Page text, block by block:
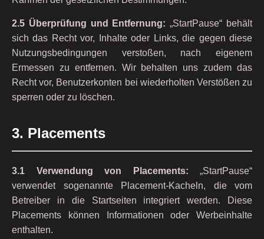
2.5 Überprüfung und Entfernung: „StartPause“ behält
sich das Recht vor, Inhalte oder Links, die gegen diese
Nutzungsbedingungen verstoßen, nach eigenem
Ermessen zu entfernen. Wir behalten uns zudem das
Recht vor, Benutzerkonten bei wiederholten Verstößen zu
sperren oder zu löschen.
3. Placements
3.1 Verwendung von Placements: „StartPause“
verwendet sogenannte Placement-Kacheln, die vom
Betreiber in die Startseiten integriert werden. Diese
Placements können Informationen oder Werbeinhalte
enthalten.